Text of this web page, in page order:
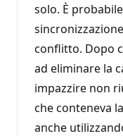
solo. È
conflitto. Dopo
ad eliminare la
impazzire non
che conteneva
anche